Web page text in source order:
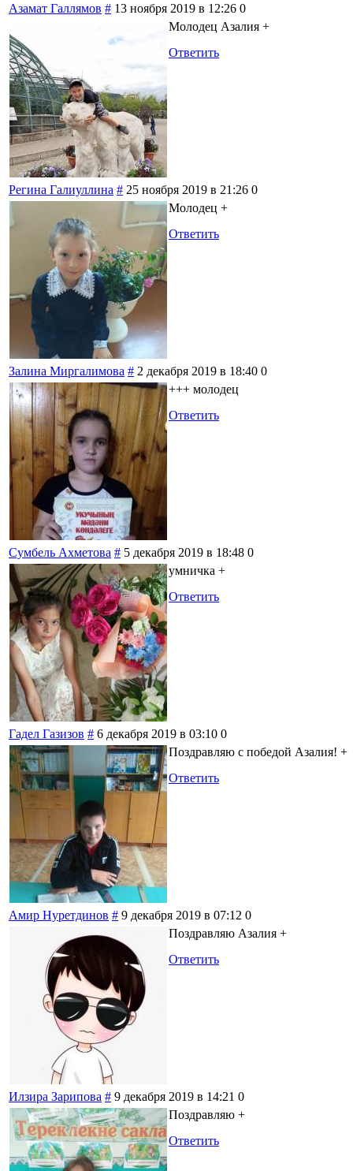
Азамат Галлямов # 13 ноября 2019 в 12:26 0
Молодец Азалия +
Ответить
Регина Галиуллина # 25 ноября 2019 в 21:26 0
Молодец +
Ответить
Залина Миргалимова # 2 декабря 2019 в 18:40 0
+++ молодец
Ответить
Сумбель Ахметова # 5 декабря 2019 в 18:48 0
умничка +
Ответить
Гадел Газизов # 6 декабря 2019 в 03:10 0
Поздравляю с победой Азалия! +
Ответить
Амир Нуретдинов # 9 декабря 2019 в 07:12 0
Поздравляю Азалия +
Ответить
Илзира Зарипова # 9 декабря 2019 в 14:21 0
Поздравляю +
Ответить